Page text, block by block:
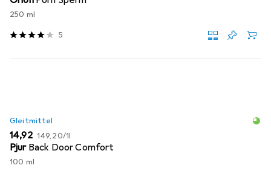
250 ml
5
Gleitmittel
EUR
14,92 EUR
149,20/1l
Pjur Back Door Comfort
100 ml